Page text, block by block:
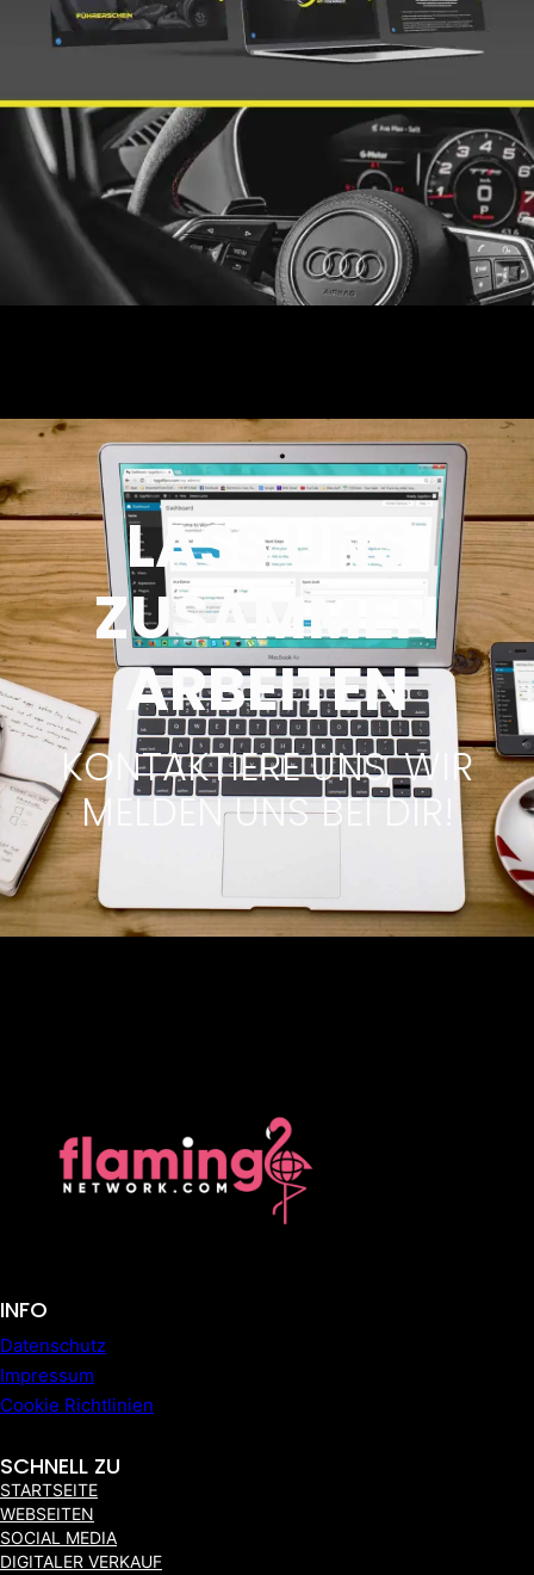
LASS UNS
ZUSAMMEN
ARBEITEN
KONTAKTIERE UNS, WIR
MELDEN UNS BEI DIR!
INFO
Datenschutz
Impressum
Cookie Richtlinien
SCHNELL ZU
STARTSEITE
WEBSEITEN
SOCIAL MEDIA
DIGITALER VERKAUF